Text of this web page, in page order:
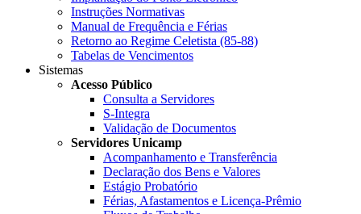
Instruções Normativas
Manual de Frequência e Férias
Retorno ao Regime Celetista (85-88)
Tabelas de Vencimentos
Sistemas
Acesso Público
Consulta a Servidores
S-Integra
Validação de Documentos
Servidores Unicamp
Acompanhamento e Transferência
Declaração dos Bens e Valores
Estágio Probatório
Férias, Afastamentos e Licença-Prêmio